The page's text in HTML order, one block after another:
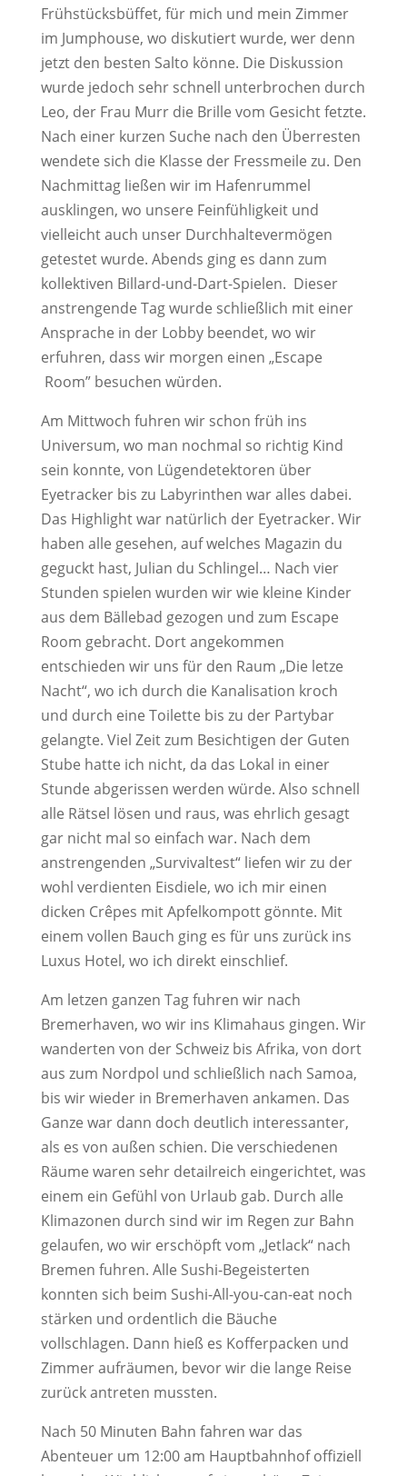
Frühstücksbüffet, für mich und mein Zimmer
im Jumphouse, wo diskutiert wurde, wer denn
jetzt den besten Salto könne. Die Diskussion
wurde jedoch sehr schnell unterbrochen durch
Leo, der Frau Murr die Brille vom Gesicht fetzte.
Nach einer kurzen Suche nach den Überresten
wendete sich die Klasse der Fressmeile zu. Den
Nachmittag ließen wir im Hafenrummel
ausklingen, wo unsere Feinfühligkeit und
vielleicht auch unser Durchhaltevermögen
getestet wurde. Abends ging es dann zum
kollektiven Billard-und-Dart-Spielen. Dieser
anstrengende Tag wurde schließlich mit einer
Ansprache in der Lobby beendet, wo wir
erfuhren, dass wir morgen einen „Escape
Room” besuchen würden.
Am Mittwoch fuhren wir schon früh ins
Universum, wo man nochmal so richtig Kind
sein konnte, von Lügendetektoren über
Eyetracker bis zu Labyrinthen war alles dabei.
Das Highlight war natürlich der Eyetracker. Wir
haben alle gesehen, auf welches Magazin du
geguckt hast, Julian du Schlingel… Nach vier
Stunden spielen wurden wir wie kleine Kinder
aus dem Bällebad gezogen und zum Escape
Room gebracht. Dort angekommen
entschieden wir uns für den Raum „Die letze
Nacht“, wo ich durch die Kanalisation kroch
und durch eine Toilette bis zu der Partybar
gelangte. Viel Zeit zum Besichtigen der Guten
Stube hatte ich nicht, da das Lokal in einer
Stunde abgerissen werden würde. Also schnell
alle Rätsel lösen und raus, was ehrlich gesagt
gar nicht mal so einfach war. Nach dem
anstrengenden „Survivaltest“ liefen wir zu der
wohl verdienten Eisdiele, wo ich mir einen
dicken Crêpes mit Apfelkompott gönnte. Mit
einem vollen Bauch ging es für uns zurück ins
Luxus Hotel, wo ich direkt einschlief.
Am letzen ganzen Tag fuhren wir nach
Bremerhaven, wo wir ins Klimahaus gingen. Wir
wanderten von der Schweiz bis Afrika, von dort
aus zum Nordpol und schließlich nach Samoa,
bis wir wieder in Bremerhaven ankamen. Das
Ganze war dann doch deutlich interessanter,
als es von außen schien. Die verschiedenen
Räume waren sehr detailreich eingerichtet, was
einem ein Gefühl von Urlaub gab. Durch alle
Klimazonen durch sind wir im Regen zur Bahn
gelaufen, wo wir erschöpft vom „Jetlack“ nach
Bremen fuhren. Alle Sushi-Begeisterten
konnten sich beim Sushi-All-you-can-eat noch
stärken und ordentlich die Bäuche
vollschlagen. Dann hieß es Kofferpacken und
Zimmer aufräumen, bevor wir die lange Reise
zurück antreten mussten.
Nach 50 Minuten Bahn fahren war das
Abenteuer um 12:00 am Hauptbahnhof offiziell